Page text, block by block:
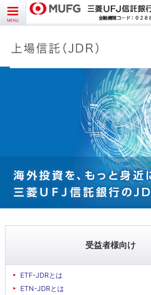
CLOSE
MENU
受益者様向け
ETF-JDRとは
ETN-JDRとは
受益者様向け
発行者様向け
受託銘柄情報
よくあるご質問
お問い合わせ English